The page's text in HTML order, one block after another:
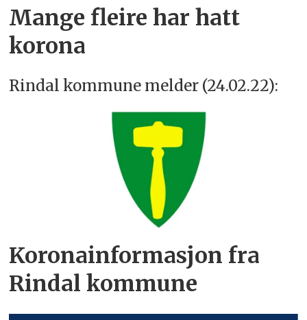
Mange fleire har hatt
korona
Rindal kommune melder (24.02.22):
Koronainformasjon fra
Rindal kommune